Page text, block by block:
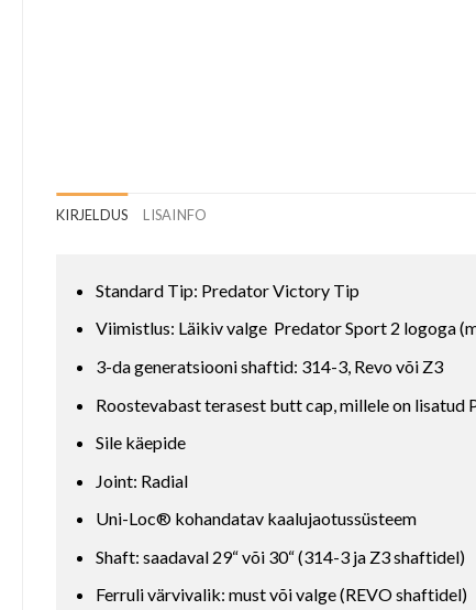
KIRJELDUS LISAINFO
Standard Tip: Predator Victory Tip
Viimistlus: Läikiv valge Predator Sport 2 logoga
3-da generatsiooni shaftid: 314-3, Revo või Z3
Roostevabast terasest butt cap, millele on lisatud
Sile käepide
Joint: Radial
Uni-Loc® kohandatav kaalujaotussüsteem
Shaft: saadaval 29“ või 30“ (314-3 ja Z3 shaftidel)
Ferruli värvivalik: must või valge (REVO shaftidel)